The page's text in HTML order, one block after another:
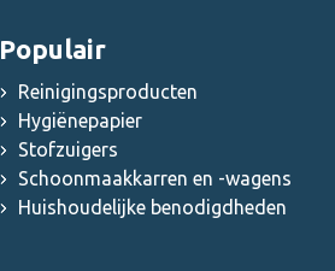
Populair
Reinigingsproducten
Hygiënepapier
Stofzuigers
Schoonmaakkarren en -wagens
Huishoudelijke benodigdheden